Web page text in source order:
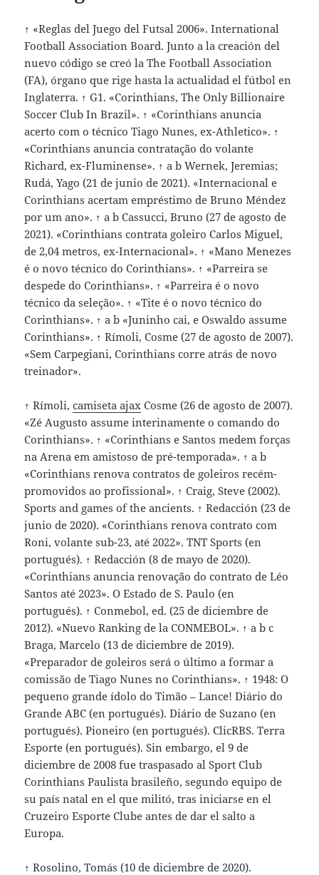
↑ «Reglas del Juego del Futsal 2006». International
Football Association Board. Junto a la creación del
nuevo código se creó la The Football Association
(FA), órgano que rige hasta la actualidad el fútbol en
Inglaterra. ↑ G1. «Corinthians, The Only Billionaire
Soccer Club In Brazil». ↑ «Corinthians anuncia
acerto com o técnico Tiago Nunes, ex-Athletico». ↑
«Corinthians anuncia contratação do volante
Richard, ex-Fluminense». ↑ a b Wernek, Jeremias;
Rudá, Yago (21 de junio de 2021). «Internacional e
Corinthians acertam empréstimo de Bruno Méndez
por um ano». ↑ a b Cassucci, Bruno (27 de agosto de
2021). «Corinthians contrata goleiro Carlos Miguel,
de 2,04 metros, ex-Internacional». ↑ «Mano Menezes
é o novo técnico do Corinthians». ↑ «Parreira se
despede do Corinthians». ↑ «Parreira é o novo
técnico da seleção». ↑ «Tite é o novo técnico do
Corinthians». ↑ a b «Juninho cai, e Oswaldo assume
Corinthians». ↑ Rímoli, Cosme (27 de agosto de 2007).
«Sem Carpegiani, Corinthians corre atrás de novo
treinador».
↑ Rímoli,camiseta ajax Cosme (26 de agosto de 2007).
«Zé Augusto assume interinamente o comando do
Corinthians». ↑ «Corinthians e Santos medem forças
na Arena em amistoso de pré-temporada». ↑ a b
«Corinthians renova contratos de goleiros recém-
promovidos ao profissional». ↑ Craig, Steve (2002).
Sports and games of the ancients. ↑ Redacción (23 de
junio de 2020). «Corinthians renova contrato com
Roni, volante sub-23, até 2022». TNT Sports (en
portugués). ↑ Redacción (8 de mayo de 2020).
«Corinthians anuncia renovação do contrato de Léo
Santos até 2023». O Estado de S. Paulo (en
portugués). ↑ Conmebol, ed. (25 de diciembre de
2012). «Nuevo Ranking de la CONMEBOL». ↑ a b c
Braga, Marcelo (13 de diciembre de 2019).
«Preparador de goleiros será o último a formar a
comissão de Tiago Nunes no Corinthians». ↑ 1948: O
pequeno grande ídolo do Timão – Lance! Diário do
Grande ABC (en portugués). Diário de Suzano (en
portugués). Pioneiro (en portugués). ClicRBS. Terra
Esporte (en portugués). Sin embargo, el 9 de
diciembre de 2008 fue traspasado al Sport Club
Corinthians Paulista brasileño, segundo equipo de
su país natal en el que militó, tras iniciarse en el
Cruzeiro Esporte Clube antes de dar el salto a
Europa.
↑ Rosolino, Tomás (10 de diciembre de 2020).